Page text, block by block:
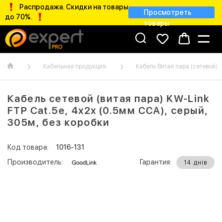
Распродажа. Скидки на товары
до 70%.
Просмотреть
товары
Кабельная продукция Кабель Витая пара (сетевой)
Кабель сетевой (витая пара) KW-Link
FTP Сat.5e, 4x2x (0.5мм CCA), серый,
305м, без коробки
Код товара:
1016-131
Производитель:
Гарантия: 14 днів